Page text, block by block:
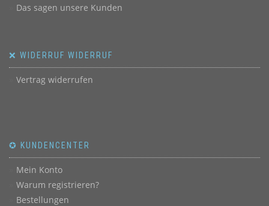
Das sagen unsere Kunden
❌ WIDERRUF WIDERRUF
Vertrag widerrufen
✪ KUNDENCENTER
Mein Konto
Warum registrieren?
Bestellungen